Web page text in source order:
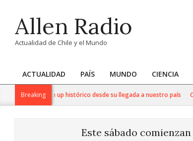
contentAllen Radio
Actualidad de Chile y el Mundo
Primary
Navigation
ACTUALIDAD PAÍS MUNDO CIENCIA
Breaking
anuncia line up histórico desde su llegada a nuestro país
Este sábado